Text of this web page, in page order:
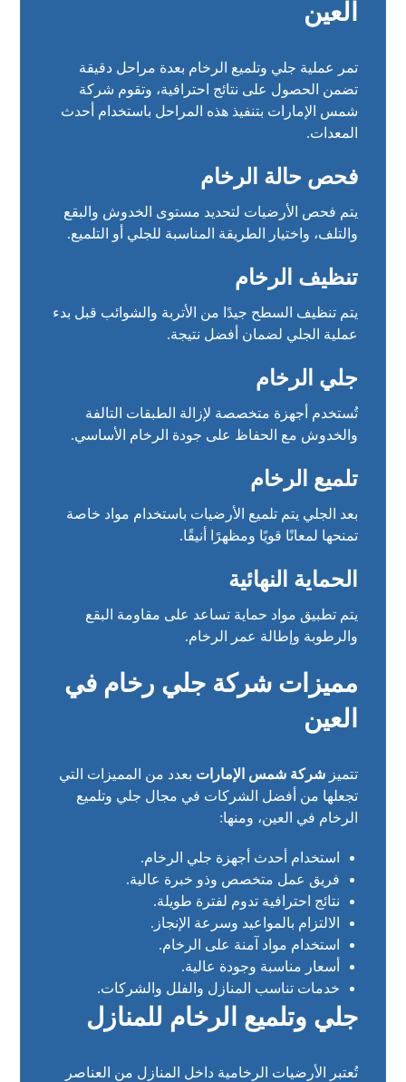
العين
تمر عملية جلي وتلميع الرخام بعدة مراحل دقيقة
تضمن الحصول على نتائج احترافية، وتقوم شركة
شمس الإمارات بتنفيذ هذه المراحل باستخدام أحدث
المعدات.
فحص حالة الرخام
يتم فحص الأرضيات لتحديد مستوى الخدوش والبقع
والتلف، واختيار الطريقة المناسبة للجلي أو التلميع.
تنظيف الرخام
يتم تنظيف السطح جيدًا من الأتربة والشوائب قبل بدء
عملية الجلي لضمان أفضل نتيجة.
جلي الرخام
تُستخدم أجهزة متخصصة لإزالة الطبقات التالفة
والخدوش مع الحفاظ على جودة الرخام الأساسي.
تلميع الرخام
بعد الجلي يتم تلميع الأرضيات باستخدام مواد خاصة
تمنحها لمعانًا قويًا ومظهرًا أنيقًا.
الحماية النهائية
يتم تطبيق مواد حماية تساعد على مقاومة البقع
والرطوبة وإطالة عمر الرخام.
مميزات شركة جلي رخام في
العين
تتميزشركة شمس الإمارات بعدد من المميزات التي
تجعلها من أفضل الشركات في مجال جلي وتلميع
الرخام في العين، ومنها:
استخدام أحدث أجهزة جلي الرخام.
فريق عمل متخصص وذو خبرة عالية.
نتائج احترافية تدوم لفترة طويلة.
الالتزام بالمواعيد وسرعة الإنجاز.
استخدام مواد آمنة على الرخام.
أسعار مناسبة وجودة عالية.
خدمات تناسب المنازل والفلل والشركات.
جلي وتلميع الرخام للمنازل
تُعتبر الأرضيات الرخامية داخل المنازل من العناصر